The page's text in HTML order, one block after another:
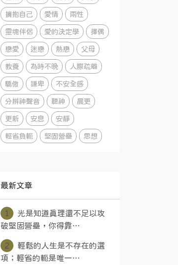
擁抱自己 愛情 兩性
靈魂伴侶 愛的決定學 擇偶
戀愛 迷戀 熱戀 父母
教養 為時不晚 人際疏離
驕傲 謙卑 不安全感
分辨神聲音 聽神 晨更
更新 安息 安靜
輕省負軛 堅固營壘 思想
最新文章
1
光是知道真理還不足以攻
破堅固營壘，你得靠⋯
2
輕鬆的人生是不存在的選
項；輕省的軛是唯一⋯